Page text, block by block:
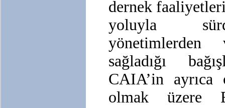
dernek
yoluyla
sağladığı
CAIA’in ayrıca
olmak üzere